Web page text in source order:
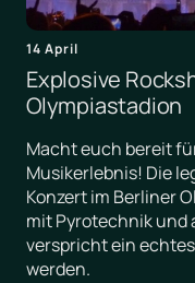
14 April
Explosive
Olympiastadion
Macht euch bereit
Musikerlebnis! Die
Konzert im Berliner
mit Pyrotechnik und
verspricht ein
werden.